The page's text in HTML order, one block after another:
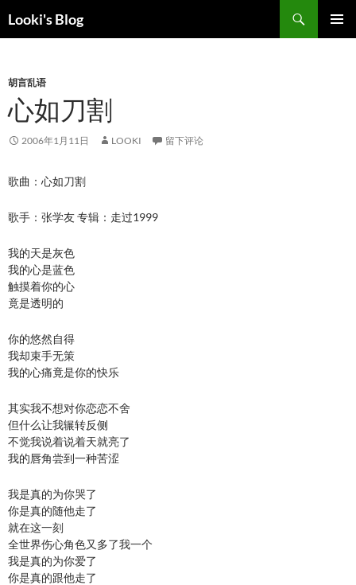
至
正
Looki's Blog
索
胡言乱语
心如刀割
2006年1月11日 LOOKI 留下评论
歌曲：心如刀割
歌手：张学友 专辑：走过1999
我的天是灰色
我的心是蓝色
触摸着你的心
竟是透明的
你的悠然自得
我却束手无策
我的心痛竟是你的快乐
其实我不想对你恋恋不舍
但什么让我辗转反侧
不觉我说着说着天就亮了
我的唇角尝到一种苦涩
我是真的为你哭了
你是真的随他走了
就在这一刻
全世界伤心角色又多了我一个
我是真的为你爱了
你是真的跟他走了